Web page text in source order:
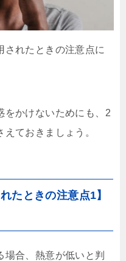
されたときの注意点に
をかけないためにも、2
ておきましょう。
たときの注意点1】
合、熱意が低いと判